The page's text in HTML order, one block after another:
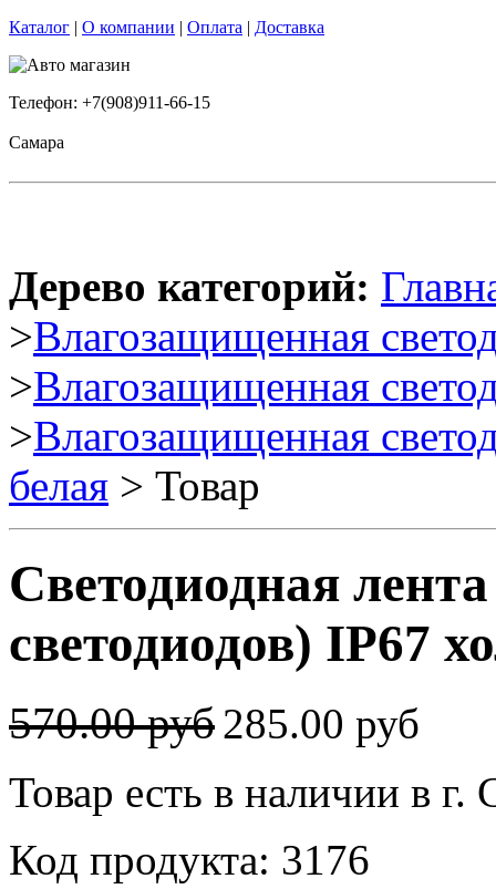
Каталог | О компании | Оплата | Доставка
Телефон: +7(908)911-66-15
Самара
Дерево категорий:
>Влагозащищенная
>Влагозащищенная
>Влагозащищенная
белая > Товар
Светодиодная
светодиодов) IP67
570.00 руб285.00 руб
Товар есть в наличии в г.
Код продукта: 3176